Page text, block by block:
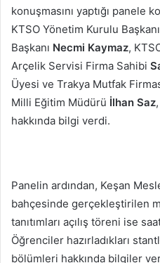
konuşmasını yaptığı panele
KTSO Yönetim Kurulu Başkanı
Başkanı Necmi Kaymaz,
Arçelik Servisi Firma Sahibi
Üyesi ve Trakya Mutfak
Milli Eğitim Müdürü İlhan Saz
hakkında bilgi verdi.
Panelin ardından, Keşan
bahçesinde gerçekleştirilen
tanıtımları açılış töreni ise
Öğrenciler hazırladıkları
bölümleri hakkında bilgiler